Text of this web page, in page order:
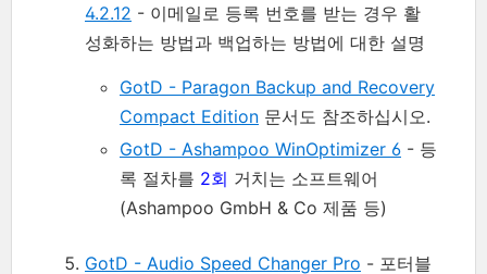
4.2.12 - 이메일로 등록 번호를 받는 경우 활
성화하는 방법과 백업하는 방법에 대한 설명
GotD - Paragon Backup and Recovery
Compact Edition 문서도 참조하십시오.
GotD - Ashampoo WinOptimizer 6 - 등
록 절차를 2회 거치는 소프트웨어
(Ashampoo GmbH & Co 제품 등)
GotD - Audio Speed Changer Pro - 포터블